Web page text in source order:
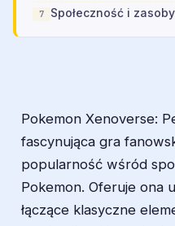
Społeczność i zasoby
Pokemon Xenoverse:
fascynująca gra
popularność wśród
Pokemon. Oferuje ona
łączące klasyczne